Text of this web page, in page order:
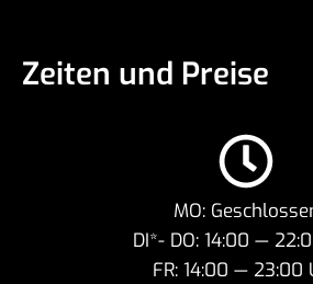
Zeiten und Preise
MO:
DI*- DO: 14:00 —
FR: 14:00 — 23:00